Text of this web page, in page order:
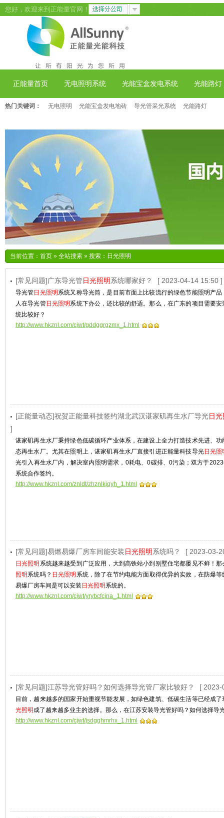
您好，欢迎来到正能量官网！
正能量首页 无电照明系统 光能宝盒发电系统 光能路灯
热门关键词： 无电照明 光能宝盒发电地砖 导光管采光系统 光能路灯
当前位置： 首页 » 全站搜索 » 搜索：日光照明
[常见问题]广东导光管日光照明系统哪家好？ [ 2023-04-14 15:50 ]
导光管日光照明 系统又称导光筒，是目前市面上比较流行的绿色节能照明产
人在导光管日光照明 系统下办公，还比较的舒适。那么，在广东的项目需要
统比较好？
http://www.hkznl.com/cjwt/gddggrgzmx_1.html
[正能量动态]祝贺正能量科技签约湖北武汉谌家矶再生水厂导光日
]
谌家矶再生水厂秉持绿色低碳循环产业体系，在建设上全力打造技术先进、
态再生水厂。尤其在照明上，谌家矶再生水厂直接引进正能量科技导光日光照
光引入再生水厂内，解决室内照明需求，0耗电、0碳排、0污染；双方于
系统合作签约。
http://www.hkznl.com/znldt/zhznlkjqyh_1.html
[常见问题]易燃易爆厂房车间能安装日光照明系统吗？ [ 2023-03-
日光照明 系统越来越受到广泛应用，大到高铁站小到别墅住宅都屡见不鲜！
照明 系统吗？ 日光照明 系统，除了在节约电能方面取得优异的实效，在防爆
易爆厂房车间是可以安装 日光照明 系统的。
http://www.hkznl.com/cjwt/yrybcfcjna_1.html
[常见问题]江苏导光管好吗？如何选择导光管厂家比较好？ [ 2023-
目前，越来越多的国家开始重视节能发展，如绿色建筑、低碳生活等已经成
光照明 成了越来越多业主的选择。那么，在江苏安装导光管好吗？如何选择导
http://www.hkznl.com/cjwt/jsdgghmrhx_1.html